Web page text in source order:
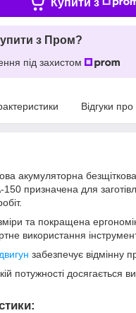
з Пром?
під захистом
Відгуки
акумуляторна
призначена для
та покращена
використання
двигун забезпечує відмінну
потужності досягається
: